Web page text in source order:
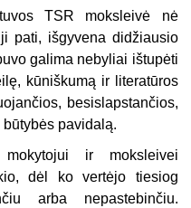
TSR moksleivė nė
pati, išgyvena didžiausio
galima nebyliai ištupėti
kūniškumą ir literatūros
besislapstančios,
pavidalą.
ir moksleivei
dėl ko vertėjo tiesiog
arba nepastebinčiu.